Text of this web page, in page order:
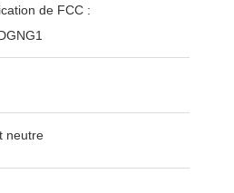
de FCC :
neutre